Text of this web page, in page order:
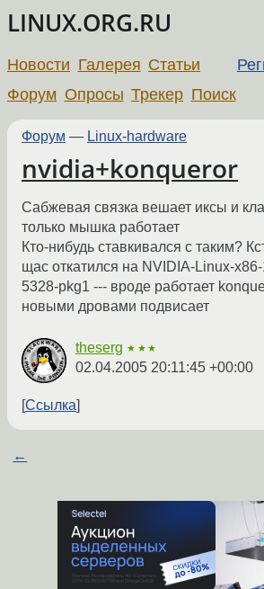
LINUX.ORG.RU
Новости Галерея Статьи
Форум Опросы Трекер Поиск
Форум — Linux-hardware
nvidia+konqueror
Сабжевая связка вешает иксы и
только мышка работает
Кто-нибудь ставкивался с таким?
щас откатился на NVIDIA-Linux-
5328-pkg1 --- вроде работает
новыми дровами подвисает
theserg ★★★
02.04.2005 20:11:45 +00:00
Ссылка
←